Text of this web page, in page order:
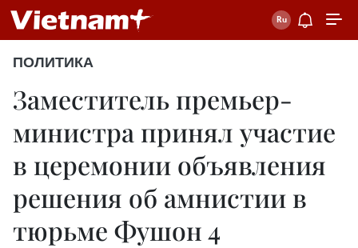
ПОЛИТИКА
Заместитель премьер-
министра принял участие
в церемонии объявления
решения об амнистии в
тюрьме Фушон 4